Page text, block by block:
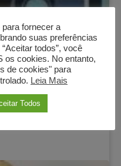
fornecer a
suas preferências
todos”, você
os cookies. No entanto,
de cookies" para
Leia Mais
Todos